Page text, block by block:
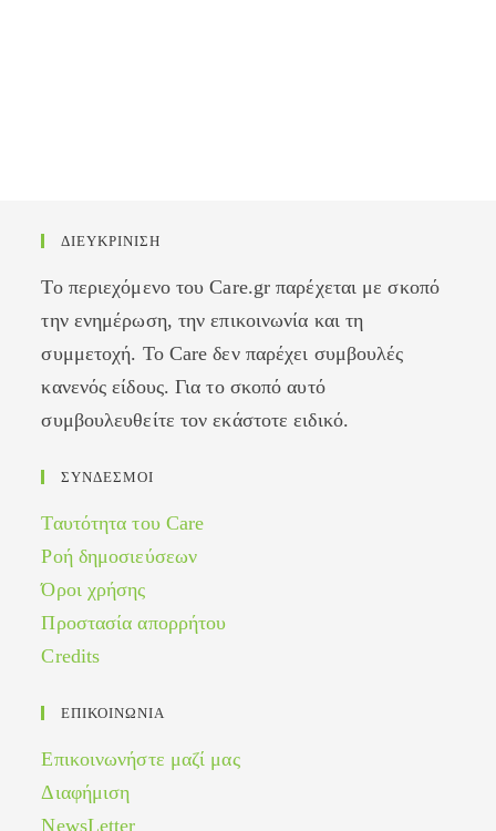
ΔΙΕΥΚΡΙΝΙΣΗ
Το περιεχόμενο του Care.gr παρέχεται με σκοπό
την ενημέρωση, την επικοινωνία και τη
συμμετοχή. Το Care δεν παρέχει συμβουλές
κανενός είδους. Για το σκοπό αυτό
συμβουλευθείτε τον εκάστοτε ειδικό.
ΣΥΝΔΕΣΜΟΙ
Ταυτότητα του Care
Ροή δημοσιεύσεων
Όροι χρήσης
Προστασία απορρήτου
Credits
ΕΠΙΚΟΙΝΩΝΙΑ
Επικοινωνήστε μαζί μας
Διαφήμιση
NewsLetter